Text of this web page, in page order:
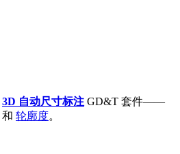
3D 自动尺寸标注 GD&T 套件——
和 轮廓度。